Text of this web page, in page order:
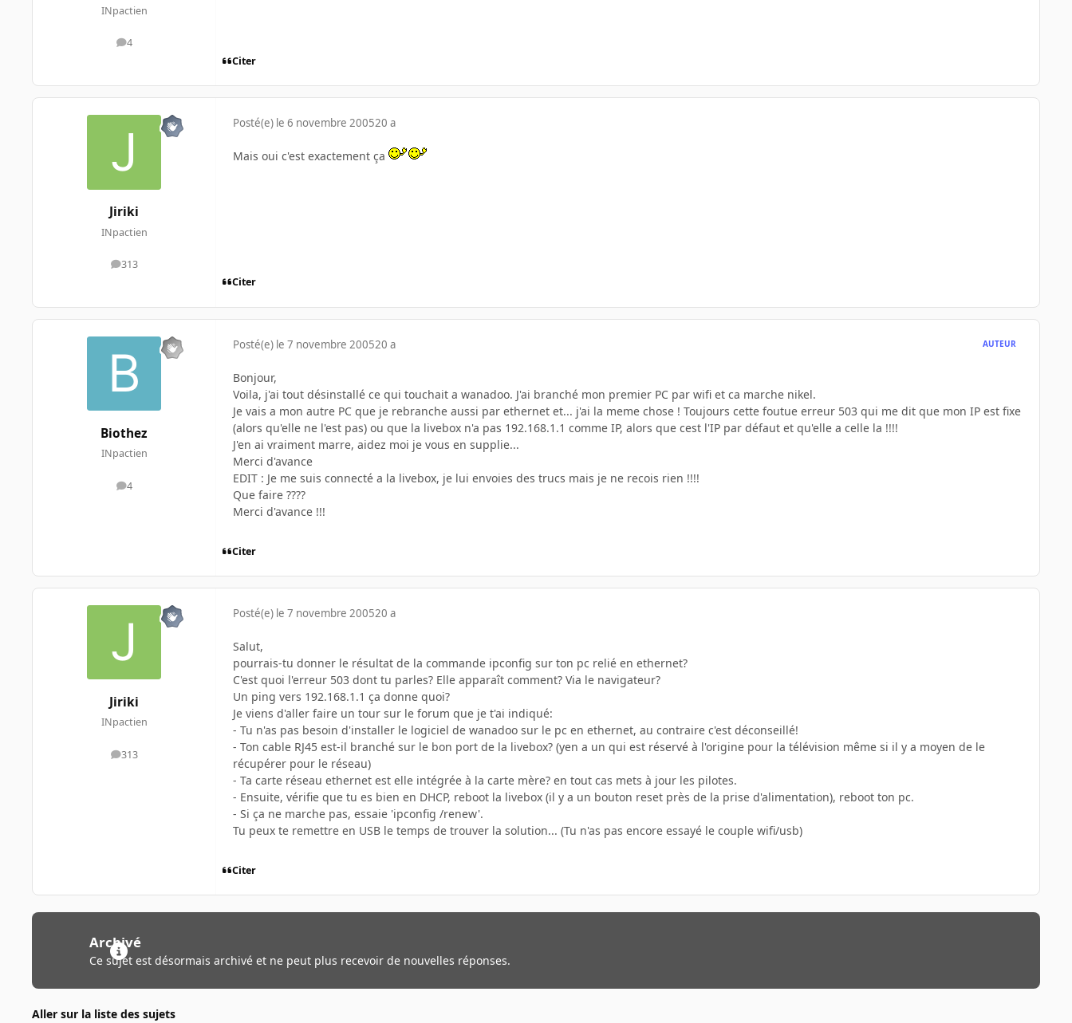
INpactien
4
messages
Citer
Jiriki
INpactien
313
messages
Posté(e) le 6 novembre 200520 a
Mais oui c'est exactement ça
Citer
Biothez
INpactien
4
messages
Posté(e) le 7 novembre 200520 a AUTEUR
Bonjour,
Voila, j'ai tout désinstallé ce qui touchait a wanadoo. J'ai branché mon premier PC par wifi et ca marche nikel.
Je vais a mon autre PC que je rebranche aussi par ethernet et... j'ai la meme chose ! Toujours cette foutue erreur 503 qui me dit que mon IP est fixe
(alors qu'elle ne l'est pas) ou que la livebox n'a pas 192.168.1.1 comme IP, alors que cest l'IP par défaut et qu'elle a celle la !!!!
J'en ai vraiment marre, aidez moi je vous en supplie...
Merci d'avance
EDIT : Je me suis connecté a la livebox, je lui envoies des trucs mais je ne recois rien !!!!
Que faire ????
Merci d'avance !!!
Citer
Jiriki
INpactien
313
messages
Posté(e) le 7 novembre 200520 a
Salut,
pourrais-tu donner le résultat de la commande ipconfig sur ton pc relié en ethernet?
C'est quoi l'erreur 503 dont tu parles? Elle apparaît comment? Via le navigateur?
Un ping vers 192.168.1.1 ça donne quoi?
Je viens d'aller faire un tour sur le forum que je t'ai indiqué:
- Tu n'as pas besoin d'installer le logiciel de wanadoo sur le pc en ethernet, au contraire c'est déconseillé!
- Ton cable RJ45 est-il branché sur le bon port de la livebox? (yen a un qui est réservé à l'origine pour la télévision même si il y a moyen de le
récupérer pour le réseau)
- Ta carte réseau ethernet est elle intégrée à la carte mère? en tout cas mets à jour les pilotes.
- Ensuite, vérifie que tu es bien en DHCP, reboot la livebox (il y a un bouton reset près de la prise d'alimentation), reboot ton pc.
- Si ça ne marche pas, essaie 'ipconfig /renew'.
Tu peux te remettre en USB le temps de trouver la solution... (Tu n'as pas encore essayé le couple wifi/usb)
Citer
Archivé
Ce sujet est désormais archivé et ne peut plus recevoir de nouvelles réponses.
Aller sur la liste des sujets